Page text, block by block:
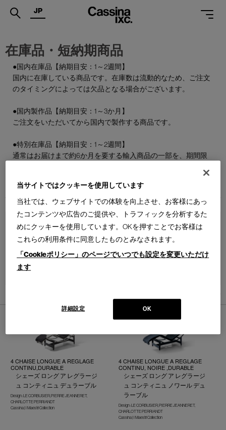
.
SERVICES
MAGAZINE
SUPPORT
SHOPS
CATALOGUES
PROFESSIONAL
ONLINE STORE お問合せ
JP
在庫品・短納期商品
●国内在庫品【納期目安：1～2週間】
国内に在庫している商品です。在庫数は流動的なため、ご注文
のタイミングによっては欠品となる場合がございます。
●国内製作品【納期目安：1～3か月】
ご注文をいただいてから国内で製作する商品です。
●特別在庫品【納期目安：1～2週間】
通常はお届けまで約6か月を要する輸入商品の一部を、期間限
並べ替え：
件あります
4 CHAISE LONGUE A REGLAGE
CONTINU,DURABLE
シェーズ ロング ア レグラージ
ュ コンティニュ デュラーブル
Design : LE CORBUSIER, PIERRE JEANNERET,
CHARLOTTE PERRIANDT
Cassina | I Maestri Collection
4 CHAISE LONGUE A REGLAGE
CONTINU, NOIRE ,DURABLE
シェーズ ロング ア レグラージ
ュ コンティニュ ノワール デュ
ラーブル
Design : LE CORBUSIER, PIERRE JEANNERET,
CHARLOTTE PERRIANDT
Cassina | I Maestri Collection
当サイトではクッキーを使用しています
当社では、ウェブサイトでの体験を向上させ、お客様にあっ
たコンテンツや広告のご提供や、トラフィックを分析するた
めにクッキーを使用しています。OKを押すことでお客様は
これらの利用条件に同意したものとみなされます。
「Cookieポリシー」のページでいつでも設定を変更いただけ
ます
OK
詳細設定